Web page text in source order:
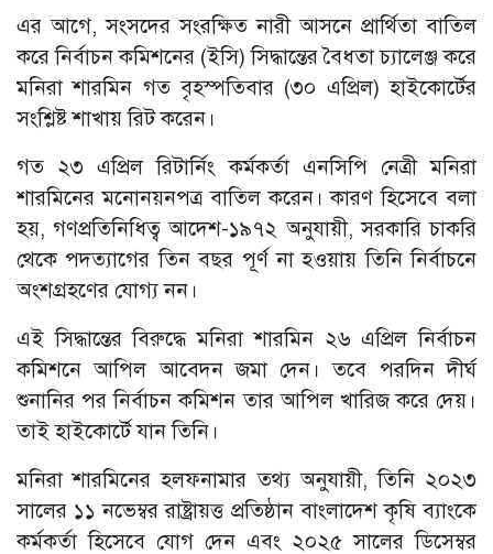
এর আগে, সংসদের সংরক্ষিত নারী আসনে প্রার্থিতা বাতিল
করে নির্বাচন কমিশনের (ইসি) সিদ্ধান্তের বৈধতা চ্যালেঞ্জ করে
মনিরা শারমিন গত বৃহস্পতিবার (৩০ এপ্রিল) হাইকোর্টের
সংশ্লিষ্ট শাখায় রিট করেন।
গত ২৩ এপ্রিল রিটার্নিং কর্মকর্তা এনসিপি নেত্রী মনিরা
শারমিনের মনোনয়নপত্র বাতিল করেন। কারণ হিসেবে বলা
হয়, গণপ্রতিনিধিত্ব আদেশ-১৯৭২ অনুযায়ী, সরকারি চাকরি
থেকে পদত্যাগের তিন বছর পূর্ণ না হওয়ায় তিনি নির্বাচনে
অংশগ্রহণের যোগ্য নন।
এই সিদ্ধান্তের বিরুদ্ধে মনিরা শারমিন ২৬ এপ্রিল নির্বাচন
কমিশনে আপিল আবেদন জমা দেন। তবে পরদিন দীর্ঘ
শুনানির পর নির্বাচন কমিশন তার আপিল খারিজ করে দেয়।
তাই হাইকোর্টে যান তিনি।
মনিরা শারমিনের হলফনামার তথ্য অনুযায়ী, তিনি ২০২৩
সালের ১১ নভেম্বর রাষ্ট্রায়ত্ত প্রতিষ্ঠান বাংলাদেশ কৃষি ব্যাংকে
কর্মকর্তা হিসেবে যোগ দেন এবং ২০২৫ সালের ডিসেম্বর